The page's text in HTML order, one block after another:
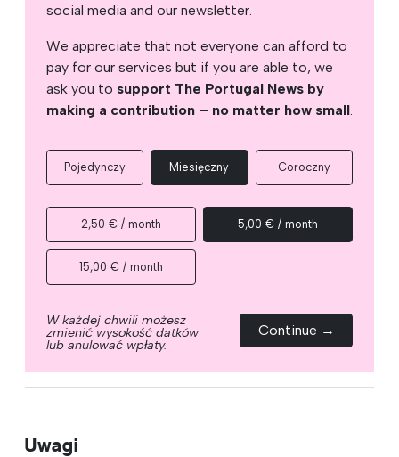
social media and our newsletter.
We appreciate that not everyone can afford to
pay for our services but if you are able to, we
ask you to support The Portugal News by
making a contribution – no matter how small
Pojedynczy Miesięczny Coroczny
2,50 € / month 5,00 € / month
15,00 € / month
W każdej chwili możesz
zmienić wysokość datków
lub anulować wpłaty.
Continue →
Uwagi